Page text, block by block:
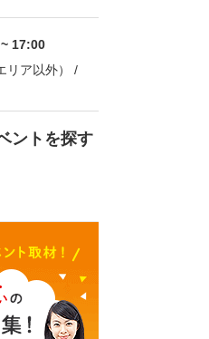
17:00
リア以外） /
ントを探す